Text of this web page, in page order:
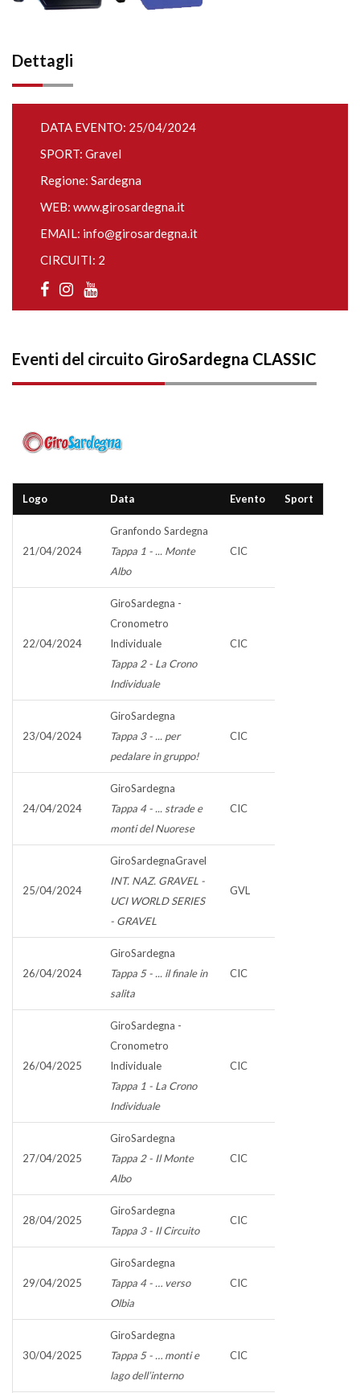
Dettagli
DATA EVENTO: 25/04/2024
SPORT: Gravel
Regione: Sardegna
WEB: www.girosardegna.it
EMAIL: info@girosardegna.it
CIRCUITI: 2
Eventi del circuito GiroSardegna CLASSIC
Logo Data Evento Sport
21/04/2024
Granfondo Sardegna
Tappa 1 - ... Monte
Albo
CIC
22/04/2024
GiroSardegna -
Cronometro
Individuale
Tappa 2 - La Crono
Individuale
CIC
23/04/2024
GiroSardegna
Tappa 3 - ... per
pedalare in gruppo!
CIC
24/04/2024
GiroSardegna
Tappa 4 - ... strade e
monti del Nuorese
CIC
25/04/2024
GiroSardegnaGravel
INT. NAZ. GRAVEL -
UCI WORLD SERIES
- GRAVEL
GVL
26/04/2024
GiroSardegna
Tappa 5 - ... il finale in
salita
CIC
26/04/2025
GiroSardegna -
Cronometro
Individuale
Tappa 1 - La Crono
Individuale
CIC
27/04/2025
GiroSardegna
Tappa 2 - Il Monte
Albo
CIC
28/04/2025
GiroSardegna
Tappa 3 - Il Circuito
CIC
29/04/2025
GiroSardegna
Tappa 4 - … verso
Olbia
CIC
30/04/2025
GiroSardegna
Tappa 5 - … monti e
lago dell’interno
CIC